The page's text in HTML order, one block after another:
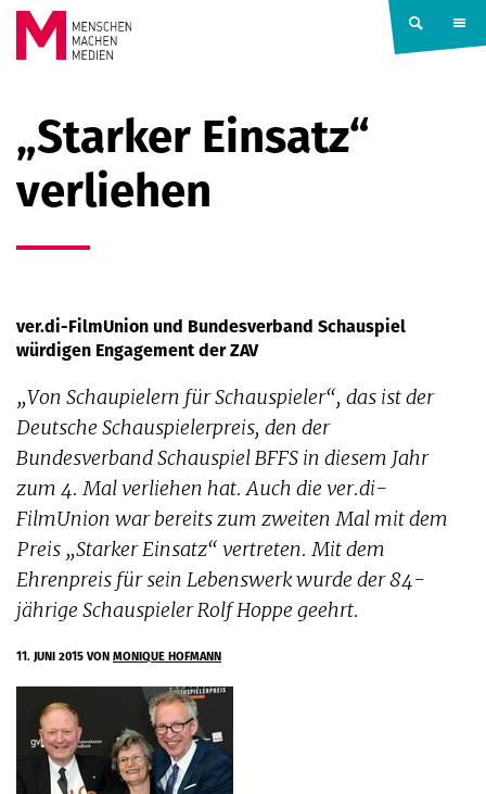
Springe zum Inhalt
MACHEN
MEDIEN
„Starker Einsatz“
verliehen
ver.di-FilmUnion und Bundesverband Schauspiel
würdigen Engagement der ZAV
„Von Schaupielern für Schauspieler“, das ist der
Deutsche Schauspielerpreis, den der
Bundesverband Schauspiel BFFS in diesem Jahr
zum 4. Mal verliehen hat. Auch die ver.di-
FilmUnion war bereits zum zweiten Mal mit dem
Preis „Starker Einsatz“ vertreten. Mit dem
Ehrenpreis für sein Lebenswerk wurde der 84-
jährige Schauspieler Rolf Hoppe geehrt.
11. JUNI 2015VONMONIQUE HOFMANN